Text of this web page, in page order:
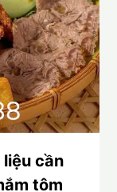
cần
tôm